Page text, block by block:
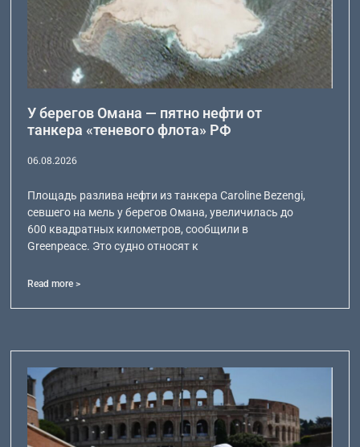
У берегов Омана — пятно нефти от
танкера «теневого флота» РФ
06.08.2026
Площадь разлива нефти из танкера Caroline Bezengi,
севшего на мель у берегов Омана, увеличилась до
600 квадратных километров, сообщили в
Greenpeace. Это судно относят к
Read more >